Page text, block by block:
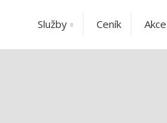
Služby Ceník Akce